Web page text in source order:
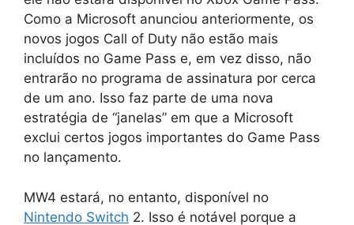
Como a Microsoft anunciou anteriormente, os
novos jogos Call of Duty não estão mais
incluídos no Game Pass e, em vez disso, não
entrarão no programa de assinatura por cerca
de um ano. Isso faz parte de uma nova
estratégia de “janelas” em que a Microsoft
exclui certos jogos importantes do Game Pass
no lançamento.
MW4 estará, no entanto, disponível no
Nintendo Switch 2. Isso é notável porque a